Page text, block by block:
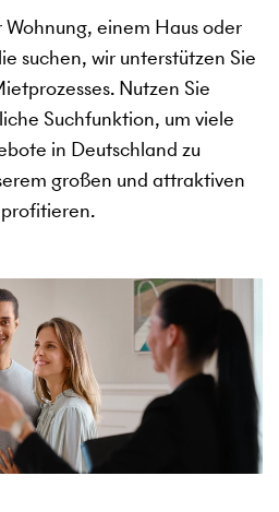
einem Haus oder
suchen, wir unterstützen Sie
Nutzen Sie
Suchfunktion, um viele
in Deutschland zu
großen und attraktiven